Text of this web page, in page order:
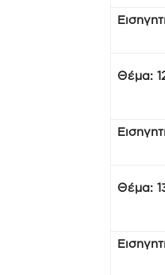
Θέμα:
Θέμα: